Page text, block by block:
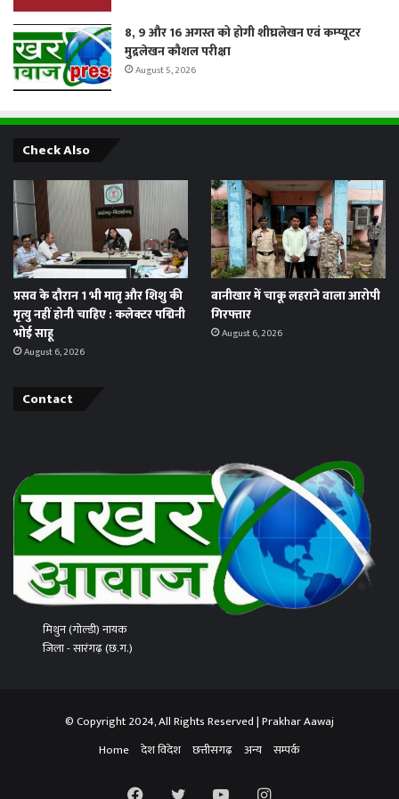
8, 9 और 16 अगस्त को होगी शीघ्रलेखन एवं कम्प्यूटर
मुद्रलेखन कौशल परीक्षा
August 5, 2026
Check Also
प्रसव के दौरान 1 भी मातृ और शिशु की
मृत्यु नहीं होनी चाहिए : कलेक्टर पद्मिनी
भोई साहू
August 6, 2026
बानीखार में चाकू लहराने वाला आरोपी
गिरफ्तार
August 6, 2026
Contact
मिथुन (गोल्डी) नायक
जिला - सारंगढ़ (छ.ग.)
© Copyright 2024, All Rights Reserved | Prakhar Aawaj
Home देश विदेश छत्तीसगढ़ अन्य सम्पर्क